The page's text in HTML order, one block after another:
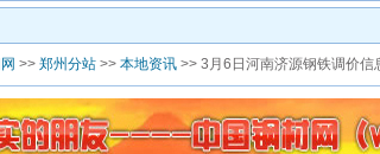
>> 郑州分站 >> 本地资讯 >> 3月6日河南济源钢铁调价信